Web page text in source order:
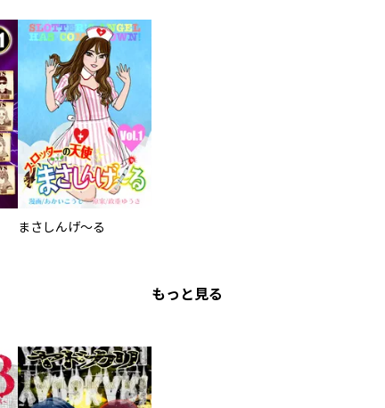
まさしんげ～る
もっと見る